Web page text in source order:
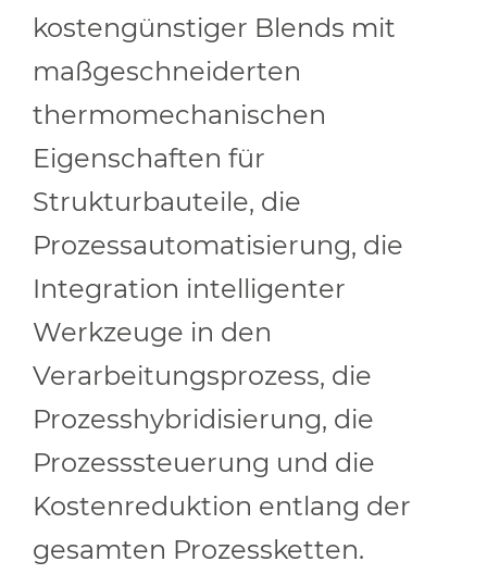
kostengünstiger Blends mit
maßgeschneiderten
thermomechanischen
Eigenschaften für
Strukturbauteile, die
Prozessautomatisierung, die
Integration intelligenter
Werkzeuge in den
Verarbeitungsprozess, die
Prozesshybridisierung, die
Prozesssteuerung und die
Kostenreduktion entlang der
gesamten Prozessketten.